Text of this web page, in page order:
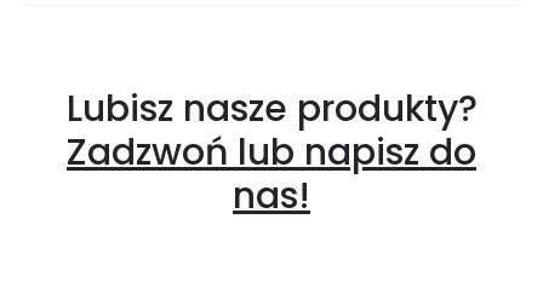
Lubisz nasze produkty?
Zadzwoń lub napisz do
nas!